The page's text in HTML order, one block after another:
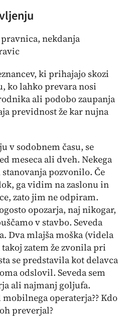
nekdanja
ki prihajajo skozi
ko lahko prevara nosi
ali podobo zaupanja
previdnost že kar nujna
v sodobnem času, se
meseca ali dveh. Nekega
pozvonilo. Če
ga vidim na zaslonu in
zato jim ne odpiram.
opozarja, naj nikogar,
v stavbo. Seveda
Dva mlajša moška (videla
zatem že zvonila pri
se predstavila kot delavca
odslovil. Seveda sem
ali najmanj goljufa.
operaterja?? Kdo
preverjal?